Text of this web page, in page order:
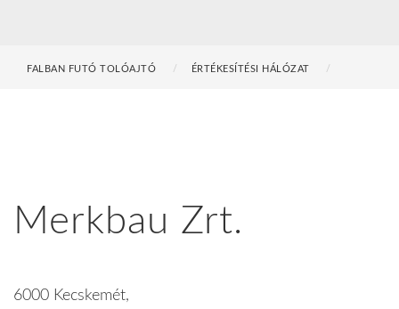
FALBAN FUTÓ TOLÓAJTÓ ÉRTÉKESÍTÉSI HÁLÓZAT
Merkbau Zrt.
6000 Kecskemét,